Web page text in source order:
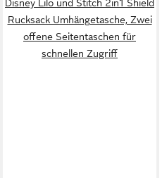
Disney Lilo und Stitch 2in1 Shield
Rucksack Umhängetasche, Zwei
offene Seitentaschen für
schnellen Zugriff